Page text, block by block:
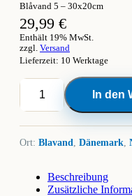
Blåvand 5 – 30x20cm
29,99 €
Enthält 19% MwSt.
zzgl. Versand
Lieferzeit: 10 Werktage
Leinwand
Blåvand
5
In den
Ort: Blavand, Dänemark,
Beschreibung
Zusätzliche